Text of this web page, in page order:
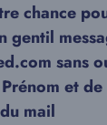
chance
gentil
sans
et
mail